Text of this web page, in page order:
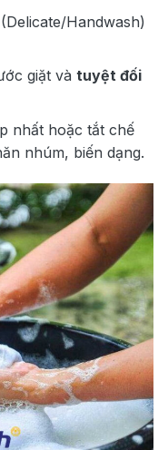
Handwash)
giặt và tuyệt đối
nhất hoặc tắt chế
nhúm, biến dạng.